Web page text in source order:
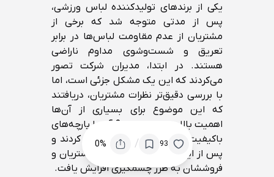
یکی از برندهای تولیدکننده لباس ورزشی،
پس از مدتی متوجه شد که برخی از
مشتریان از عدم مقاومت لباس‌ها در برابر
تعریق و شست‌وشوی مداوم ناراضی
هستند. در ابتدا، مدیران شرکت تصور
می‌کردند که این یک مشکل جزئی است، اما
با بررسی دقیق‌تر نظرات مشتریان، دریافتند
که این موضوع برای بسیاری از آن‌ها
اهمیت بالایی دارد. نتیجه؟ آن‌ها پارچه‌های
باکیفیت‌تر و مقاوم‌تری را جایگزین کردند و
پس از این تغییر، میزان رضایت مشتریان و
فروششان به طرز چشمگیری افزایش یافت.
93
/
0%